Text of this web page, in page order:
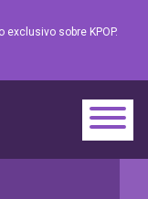
sobre KPOP.